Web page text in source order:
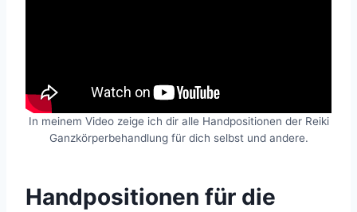
In meinem Video zeige ich dir alle Handpositionen der Reiki
Ganzkörperbehandlung für dich selbst und andere.
Handpositionen für die